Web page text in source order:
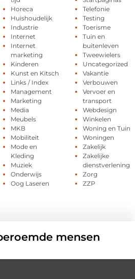
Horeca
Huishoudelijk
Industrie
Internet
Internet
marketing
Kinderen
Kunst en Kitsch
Links / Index
Management
Marketing
Media
Meubels
MKB
Mobiliteit
Mode en
Kleding
Muziek
Onderwijs
Oog Laseren
Telefonie
Testing
Toerisme
Tuin en
buitenleven
Tweewielers
Uncategorized
Vakantie
Verbouwen
Vervoer en
transport
Webdesign
Winkelen
Woning en Tuin
Woningen
Zakelijk
Zakelijke
dienstverlening
Zorg
ZZP
mensen